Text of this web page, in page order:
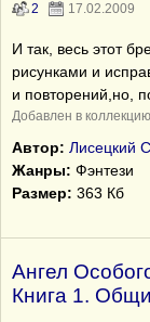
2 17.02.2009
И так, весь этот
рисунками и
и повторений,но,
Добавлен в
Автор: Лисецкий
Жанры: Фэнтези
Размер: 363 Кб
Ангел
Книга 1.